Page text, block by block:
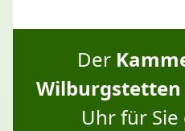
Der
Wilburgstetten
Uhr für